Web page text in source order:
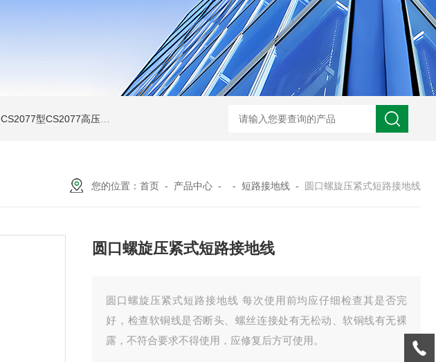
CS2077型CS2077高压兆欧表校验仪 GM-5KV-20KV型可调高压兆欧表GM-5KV-20KV nl3203型
您的位置： 首页 - 产品中心 - - 短路接地线 - 圆口螺旋压紧式短路接地线
圆口螺旋压紧式短路接地线
圆口螺旋压紧式短路接地线 每次使用前均应仔细检查其是否完
好，检查软铜线是否断头、螺丝连接处有无松动、软铜线有无裸
露，不符合要求不得使用，应修复后方可使用。